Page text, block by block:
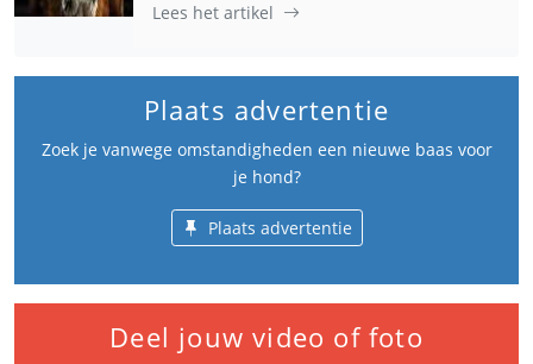
Lees het artikel
Plaats advertentie
Zoek je vanwege omstandigheden een nieuwe baas voor
je hond?
Plaats advertentie
Deel jouw video of foto